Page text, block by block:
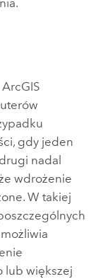
ArcGIS
gdy jeden
nadal
wdrożenie
W takiej
lub większej